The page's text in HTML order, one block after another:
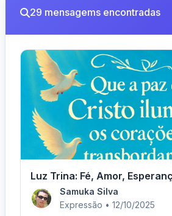
29 mensagems encontradas
Luz Trina: Fé, Amor,
Samuka Silva
Expressão • 12/10/2025